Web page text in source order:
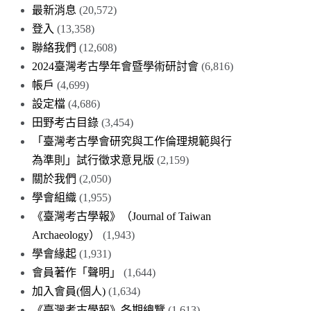
最新消息 (20,572)
登入 (13,358)
聯絡我們 (12,608)
2024臺灣考古學年會暨學術研討會 (6,816)
帳戶 (4,699)
設定檔 (4,686)
田野考古目錄 (3,454)
「臺灣考古學會研究與工作倫理規範與行
為準則」試行徵求意見版 (2,159)
關於我們 (2,050)
學會組織 (1,955)
《臺灣考古學報》（Journal of Taiwan
Archaeology）
(1,943)
學會緣起 (1,931)
會員著作「聲明」
(1,644)
加入會員(個人) (1,634)